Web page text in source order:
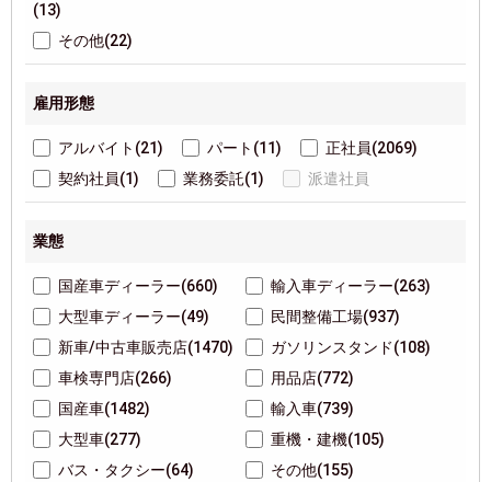
(13)
その他(22)
雇用形態
アルバイト(21) パート(11)
正社員(2069)
契約社員(1)
業務委託(1) 派遣社員
業態
国産車ディーラー(660)
輸入車ディーラー(263)
大型車ディーラー(49)
民間整備工場(937)
新車/中古車販売店(1470)
ガソリンスタンド(108)
車検専門店(266)
用品店(772)
国産車(1482)
輸入車(739)
大型車(277)
重機・建機(105)
バス・タクシー(64)
その他(155)